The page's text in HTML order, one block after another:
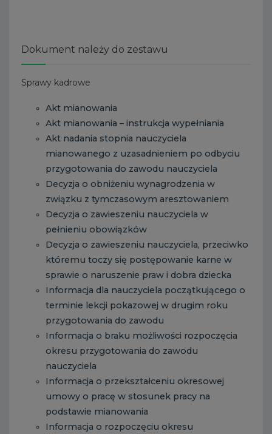
Dokument należy do zestawu
Sprawy kadrowe
Akt mianowania
Akt mianowania – instrukcja wypełniania
Akt nadania stopnia nauczyciela
mianowanego z uzasadnieniem po odbyciu
przygotowania do zawodu nauczyciela
Decyzja o obniżeniu wynagrodzenia w
związku z tymczasowym aresztowaniem
Decyzja o zawieszeniu nauczyciela w
pełnieniu obowiązków
Decyzja o zawieszeniu nauczyciela, przeciwko
któremu toczy się postępowanie karne w
sprawie o naruszenie praw i dobra dziecka
Informacja dla nauczyciela początkującego o
terminie lekcji pokazowej w drugim roku
przygotowania do zawodu
Informacja o braku możliwości rozpoczęcia
okresu przygotowania do zawodu
nauczyciela
Informacja o przekształceniu okresowej
umowy o pracę w stosunek pracy na
podstawie mianowania
Informacja o rozpoczęciu okresu